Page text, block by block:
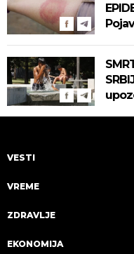
VESTI
VREME
ZDRAVLJE
EKONOMIJA